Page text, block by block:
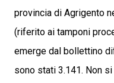
provincia di Agrigento
(riferito ai tamponi
emerge dal bollettino
sono stati 3.141. Non